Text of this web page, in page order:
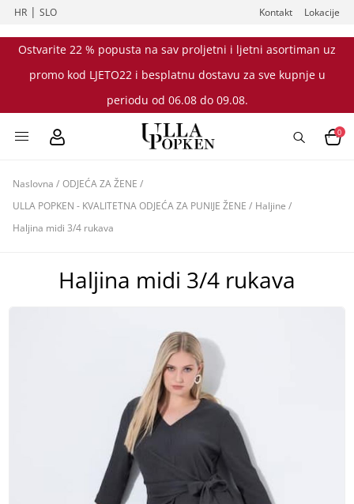
HR |SLO Kontakt Lokacije
Ostvarite 22 % popusta na sav proljetni i ljetni asortiman uz
promo kod LJETO22 i besplatnu dostavu za sve kupnje u
periodu od 06.08 do 09.08.
0
Naslovna / ODJEĆA ZA ŽENE /
ULLA POPKEN - KVALITETNA ODJEĆA ZA PUNIJE ŽENE / Haljine /
Haljina midi 3/4 rukava
Haljina midi 3/4 rukava